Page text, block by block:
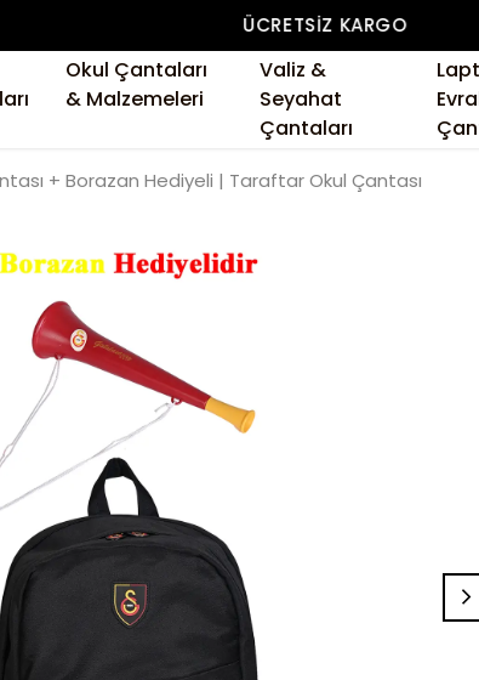
ÜCRETSIZ KARGO
Okul Çantaları
& Malzemeleri
Valiz &
Seyahat
Çantaları
+ Borazan Hediyeli | Taraftar Okul Çantası